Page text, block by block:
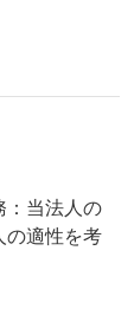
：当法人の
の適性を考